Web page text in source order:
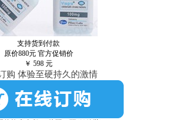
支持货到付款
原价880元 官方促销价
￥ 598 元
购 体验至硬持久的激情